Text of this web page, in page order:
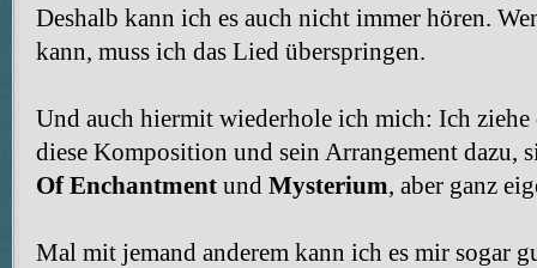
Deshalb kann ich es auch nicht immer hören.
kann, muss ich das Lied überspringen.
Und auch hiermit wiederhole ich mich: Ich
diese Komposition und sein Arrangement dazu,
Of Enchantment und Mysterium, aber ganz
Mal mit jemand anderem kann ich es mir sogar